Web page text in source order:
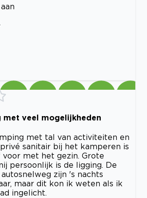
met veel mogelijkheden
met tal van activiteiten en
sanitair bij het kamperen is
met het gezin. Grote
persoonlijk is de ligging. De
zijn 's nachts
maar dit kon ik weten als ik
ingelicht.